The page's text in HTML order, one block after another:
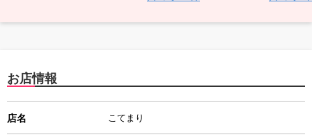
お店情報
店名 こてまり